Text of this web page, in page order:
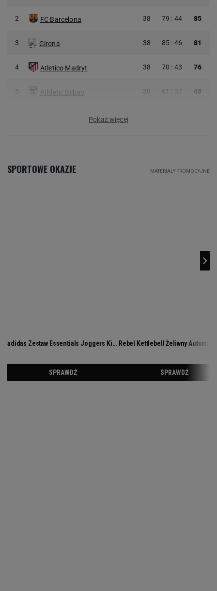
2 FC Barcelona 38 79 : 44 85
3 Girona 38 85 : 46 81
4 Atletico Madryt 38 70 : 43 76
5 Athletic Bilbao 38 61 : 37 68
Pokaż więcej